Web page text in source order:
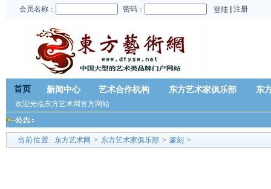
会员名称： 密码： 登陆| 注册
首页 新闻中心 艺术合作机构 东方艺术家俱乐部 东
欢迎光临东方艺术网官方网站
当前位置: 东方艺术网 > 东方艺术家俱乐部 > 篆刻 >